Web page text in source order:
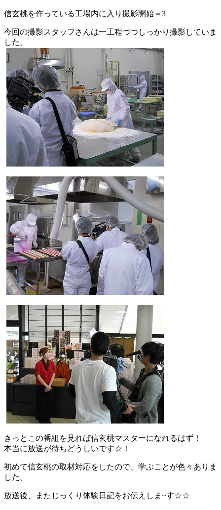
信玄桃を作っている工場内に入り撮影開始＝3
今回の撮影スタッフさんは一工程づつしっかり撮影していま
した。
きっとこの番組を見れば信玄桃マスターになれるはず！
本当に放送が待ちどうしいです☆！
初めて信玄桃の取材対応をしたので、学ぶことが色々ありま
した。
放送後、またじっくり体験日記をお伝えしま~す☆☆